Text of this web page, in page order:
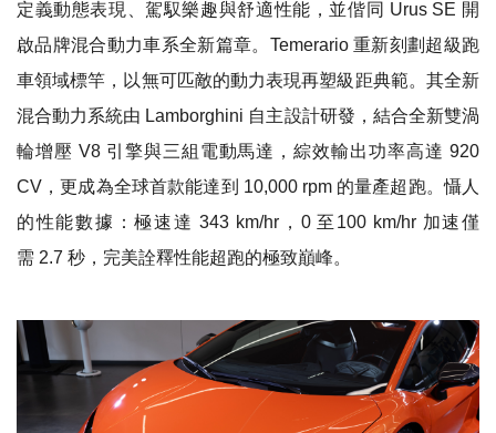
定義動態表現、駕馭樂趣與舒適性能，並偕同 Urus SE 開
啟品牌混合動力車系全新篇章。Temerario 重新刻劃超級跑
車領域標竿，以無可匹敵的動力表現再塑級距典範。其全新
混合動力系統由 Lamborghini 自主設計研發，結合全新雙渦
輪增壓 V8 引擎與三組電動馬達，綜效輸出功率高達 920
CV，更成為全球首款能達到 10,000 rpm 的量產超跑。懾人
的性能數據：極速達 343 km/hr，0 至100 km/hr 加速僅
需 2.7 秒，完美詮釋性能超跑的極致巔峰。